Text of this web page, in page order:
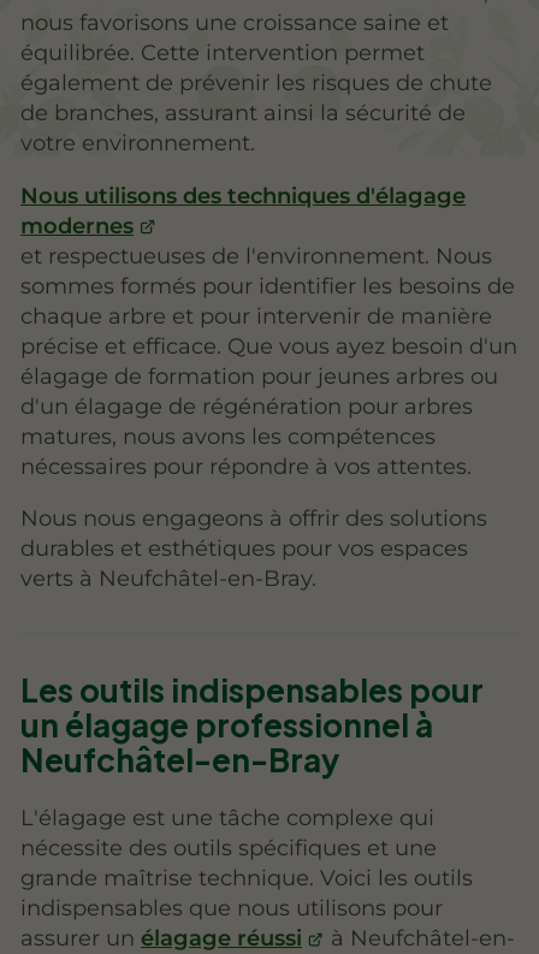
nous favorisons une croissance saine et
équilibrée. Cette intervention permet
également de prévenir les risques de chute
de branches, assurant ainsi la sécurité de
votre environnement.
Nous utilisons des techniques d'élagage
modernes
et respectueuses de l'environnement. Nous
sommes formés pour identifier les besoins de
chaque arbre et pour intervenir de manière
précise et efficace. Que vous ayez besoin d'un
élagage de formation pour jeunes arbres ou
d'un élagage de régénération pour arbres
matures, nous avons les compétences
nécessaires pour répondre à vos attentes.
Nous nous engageons à offrir des solutions
durables et esthétiques pour vos espaces
verts à Neufchâtel-en-Bray.
Les outils indispensables pour
un élagage professionnel à
Neufchâtel-en-Bray
L'élagage est une tâche complexe qui
nécessite des outils spécifiques et une
grande maîtrise technique. Voici les outils
indispensables que nous utilisons pour
assurer un élagage réussi
à Neufchâtel-en-